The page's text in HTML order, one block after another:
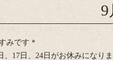
9
みです＊
、17日、24日がお休みになりま